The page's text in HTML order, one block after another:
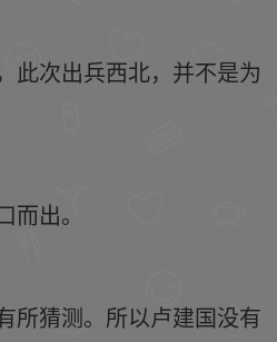
此次出兵西北，并不是为
出。
所猜测。所以卢建国没有